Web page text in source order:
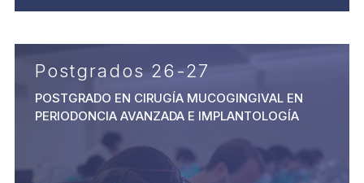
sociales y analizar el tráfico. Además, compartimos
información sobre el uso que haga del sitio web con
nuestros partners de redes sociales, publicidad y análisis
web, quienes pueden combinarla con otra información
que les haya proporcionado o que hayan recopilado a
partir del uso que haya hecho de sus servicios.
Postgrados 26-27
POSTGRADO EN CIRUGÍA MUCOGINGIVAL EN
PERIODONCIA AVANZADA E IMPLANTOLOGÍA